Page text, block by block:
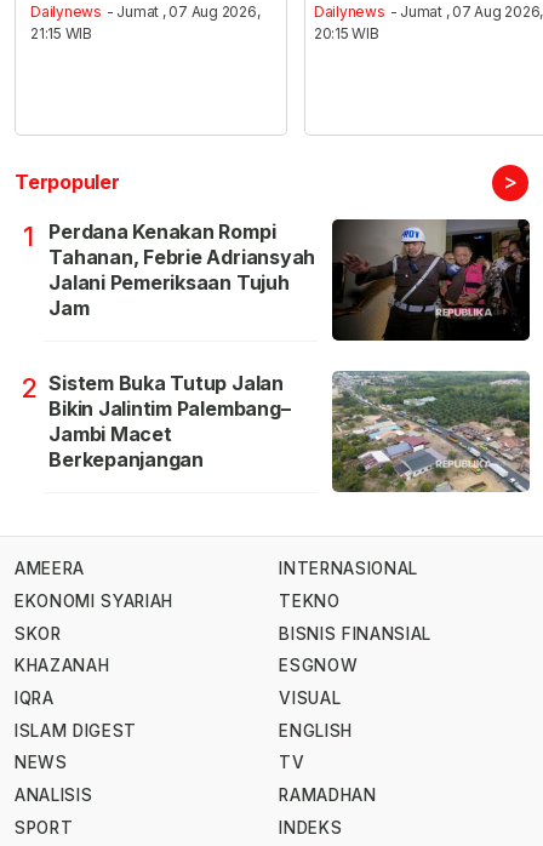
Dailynews - Jumat , 07 Aug 2026,
21:15 WIB
Dailynews - Jumat , 07 Aug 2026,
20:15 WIB
Terpopuler >
1
Perdana Kenakan Rompi
Tahanan, Febrie Adriansyah
Jalani Pemeriksaan Tujuh
Jam
2 Sistem Buka Tutup Jalan
Bikin Jalintim Palembang–
Jambi Macet
Berkepanjangan
AMEERA
EKONOMI SYARIAH
SKOR
KHAZANAH
IQRA
ISLAM DIGEST
NEWS
ANALISIS
SPORT
INTERNASIONAL
TEKNO
BISNIS FINANSIAL
ESGNOW
VISUAL
ENGLISH
TV
RAMADHAN
INDEKS